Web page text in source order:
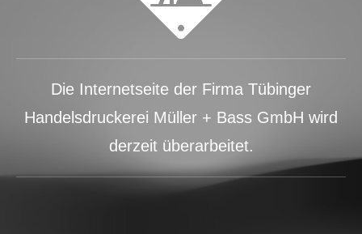
Die Internetseite der Firma Tübinger
Handelsdruckerei Müller + Bass GmbH wird
derzeit überarbeitet.